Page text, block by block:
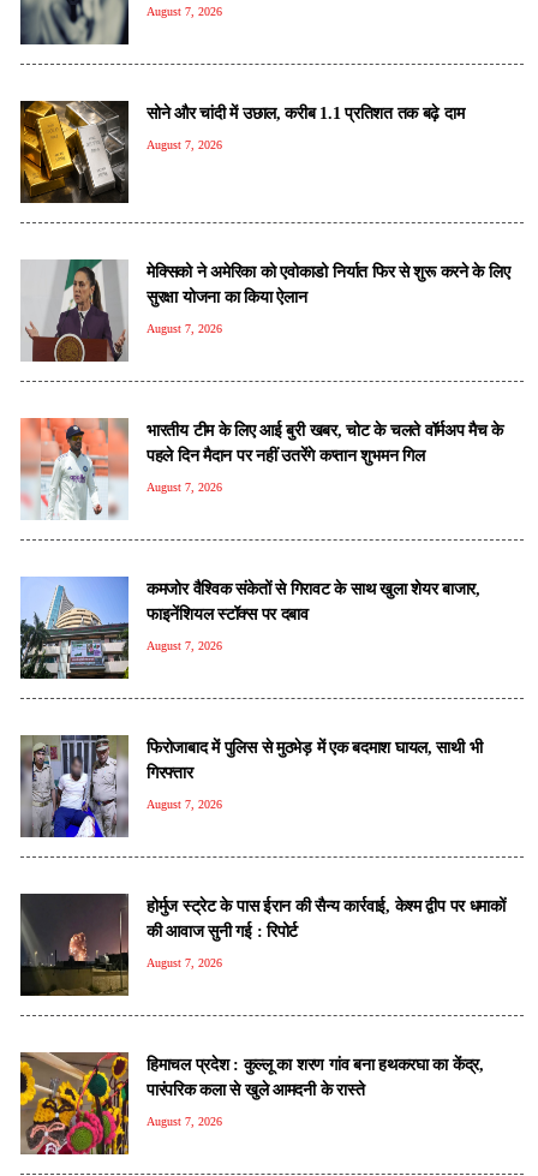
August 7, 2026
सोने और चांदी में उछाल, करीब 1.1 प्रतिशत तक बढ़े दाम
August 7, 2026
मेक्सिको ने अमेरिका को एवोकाडो निर्यात फिर से शुरू करने के लिए
सुरक्षा योजना का किया ऐलान
August 7, 2026
भारतीय टीम के लिए आई बुरी खबर, चोट के चलते वॉर्मअप मैच के
पहले दिन मैदान पर नहीं उतरेंगे कप्तान शुभमन गिल
August 7, 2026
कमजोर वैश्विक संकेतों से गिरावट के साथ खुला शेयर बाजार,
फाइनेंशियल स्टॉक्स पर दबाव
August 7, 2026
फिरोजाबाद में पुलिस से मुठभेड़ में एक बदमाश घायल, साथी भी
गिरफ्तार
August 7, 2026
होर्मुज स्ट्रेट के पास ईरान की सैन्य कार्रवाई, केश्म द्वीप पर धमाकों
की आवाज सुनी गई : रिपोर्ट
August 7, 2026
हिमाचल प्रदेश : कुल्लू का शरण गांव बना हथकरघा का केंद्र,
पारंपरिक कला से खुले आमदनी के रास्ते
August 7, 2026